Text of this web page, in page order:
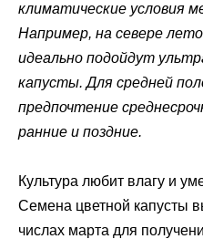
климатические условия
Например, на севере
идеально подойдут
капусты. Для средней
предпочтение
ранние и поздние.
Культура любит влагу и
Семена цветной капусты
числах марта для